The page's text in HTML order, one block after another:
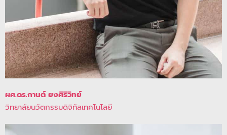
ผศ.ดร.กานต์ ยงศิริวิทย์
วิทยาลัยนวัตกรรมดิจิทัลเทคโนโลยี